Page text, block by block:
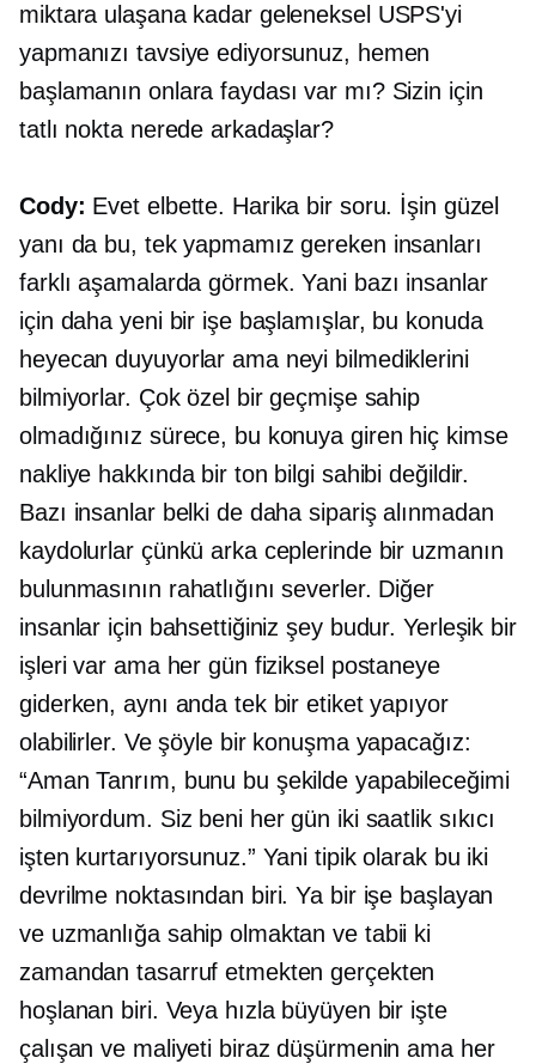
miktara ulaşana kadar geleneksel USPS'yi
yapmanızı tavsiye ediyorsunuz, hemen
başlamanın onlara faydası var mı? Sizin için
tatlı nokta nerede arkadaşlar?
Cody: Evet elbette. Harika bir soru. İşin güzel
yanı da bu, tek yapmamız gereken insanları
farklı aşamalarda görmek. Yani bazı insanlar
için daha yeni bir işe başlamışlar, bu konuda
heyecan duyuyorlar ama neyi bilmediklerini
bilmiyorlar. Çok özel bir geçmişe sahip
olmadığınız sürece, bu konuya giren hiç kimse
nakliye hakkında bir ton bilgi sahibi değildir.
Bazı insanlar belki de daha sipariş alınmadan
kaydolurlar çünkü arka ceplerinde bir uzmanın
bulunmasının rahatlığını severler. Diğer
insanlar için bahsettiğiniz şey budur. Yerleşik bir
işleri var ama her gün fiziksel postaneye
giderken, aynı anda tek bir etiket yapıyor
olabilirler. Ve şöyle bir konuşma yapacağız:
“Aman Tanrım, bunu bu şekilde yapabileceğimi
bilmiyordum. Siz beni her gün iki saatlik sıkıcı
işten kurtarıyorsunuz.” Yani tipik olarak bu iki
devrilme noktasından biri. Ya bir işe başlayan
ve uzmanlığa sahip olmaktan ve tabii ki
zamandan tasarruf etmekten gerçekten
hoşlanan biri. Veya hızla büyüyen bir işte
çalışan ve maliyeti biraz düşürmenin ama her